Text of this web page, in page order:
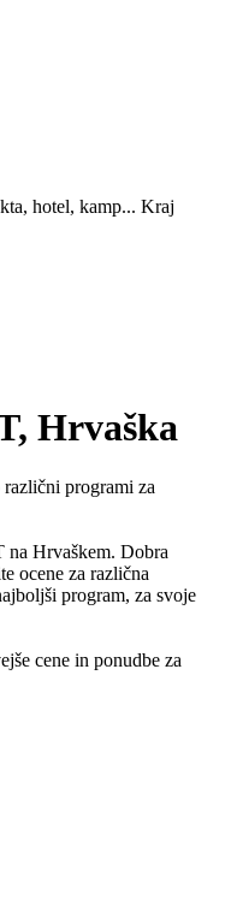
hotel, kamp... Kraj
Hrvaška
programi za
Hrvaškem. Dobra
ocene za različna
program, za svoje
cene in ponudbe za